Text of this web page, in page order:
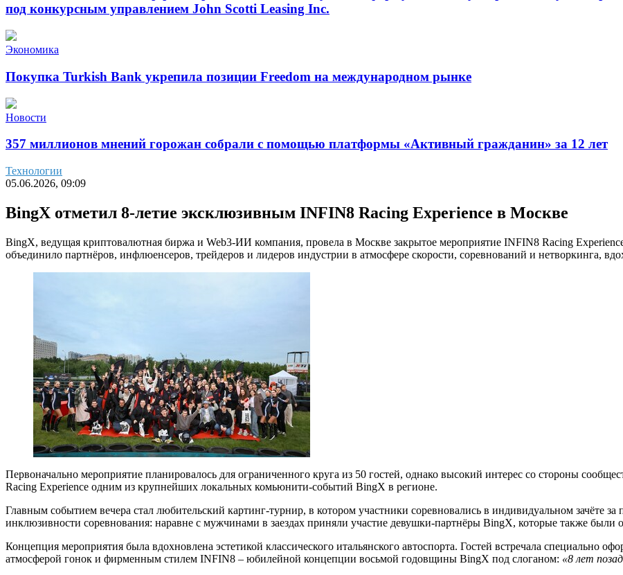
под конкурсным управлением John Scotti Leasing Inc.
Экономика
Покупка Turkish Bank укрепила позиции Freedom на международном рынке
Новости
357 миллионов мнений горожан собрали с помощью платформы «Активный гражданин» за 12 лет
Технологии
05.06.2026, 09:09
BingX отметил 8-летие эксклюзивным INFIN8 Racing Experience в Москве
BingX, ведущая криптовалютная биржа и Web3-ИИ компания, провела в Москве закрытое мероприятие INFIN8 Racing
объединило партнёров, инфлюенсеров, трейдеров и лидеров индустрии в атмосфере скорости, соревнований и нетворкинга,
Первоначально мероприятие планировалось для ограниченного круга из 50 гостей, однако высокий интерес со стороны
Racing Experience одним из крупнейших локальных комьюнити-событий BingX в регионе.
Главным событием вечера стал любительский картинг-турнир, в котором участники соревновались в индивидуальном зачёте
инклюзивности соревнования: наравне с мужчинами в заездах приняли участие девушки-партнёры BingX, которые также были
Концепция мероприятия была вдохновлена эстетикой классического итальянского автоспорта. Гостей встречала специально
атмосферой гонок и фирменным стилем INFIN8 – юбилейной концепции восьмой годовщины BingX под слоганом: «8 лет